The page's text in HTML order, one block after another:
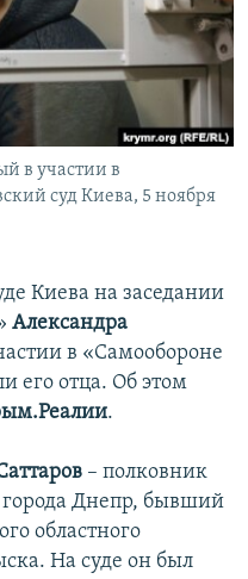
в участии в
суд Киева, 5 ноября
Киева на заседании
Александра
в «Самообороне
его отца. Об этом
.
– полковник
Днепр, бывший
областного
На суде он был